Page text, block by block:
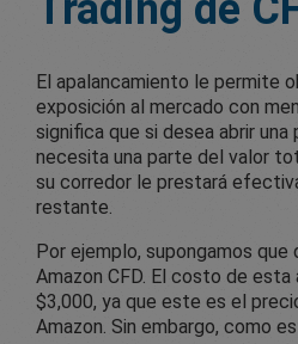
El apalancamiento le permite
exposición al mercado con
significa que si desea abrir una
necesita una parte del valor
su corredor le prestará
restante.
Por ejemplo, supongamos que
Amazon CFD. El costo de esta
$3,000, ya que este es el
Amazon. Sin embargo, como